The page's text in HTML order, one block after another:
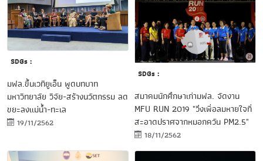
SDGs :
มฟล.ขึ้นเวทียูเอ็น พูดบทบาท
มหาวิทยาลัย วิจัย-สร้างนวัตกรรม ลด
ขยะลงแม่น้ำ-ทะเล
19/11/2562
SDGs :
สมาคมนักศึกษาเก่ามฟล. จัดงาน
MFU RUN 2019 "วิ่งเพื่อลมหายใจที่
สะอาดปราศจากหมอกควัน PM2.5"
18/11/2562